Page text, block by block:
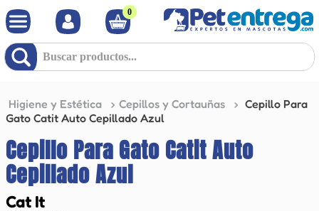
0
Buscar productos...
Higiene y Estética Cepillos y Cortauñas
Cepillo Para
Gato Catit Auto Cepillado Azul
Cepillo Para Gato Catit Auto
Cepillado Azul
Cat It